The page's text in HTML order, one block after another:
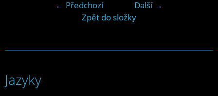
← Předchozí
Další →
Zpět do složky
Jazyky